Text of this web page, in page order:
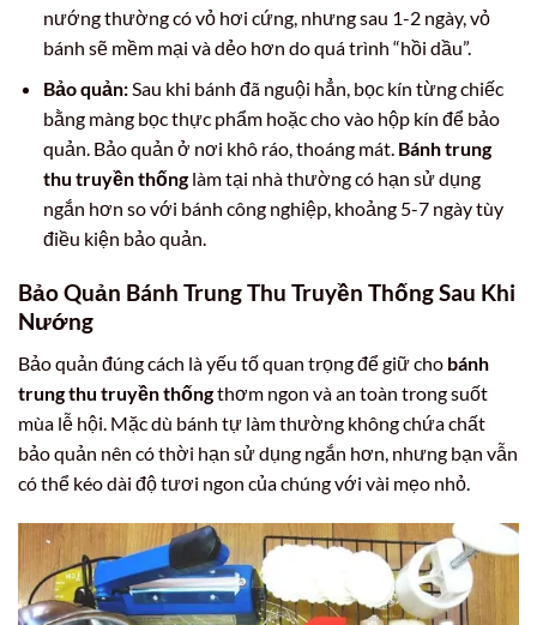
nướng thường có vỏ hơi cứng, nhưng sau 1-2 ngày, vỏ
bánh sẽ mềm mại và dẻo hơn do quá trình “hồi dầu”.
Bảo quản:Sau khi bánh đã nguội hẳn, bọc kín từng chiếc
bằng màng bọc thực phẩm hoặc cho vào hộp kín để bảo
quản. Bảo quản ở nơi khô ráo, thoáng mát. Bánh trung
thu truyền thốnglàm tại nhà thường có hạn sử dụng
ngắn hơn so với bánh công nghiệp, khoảng 5-7 ngày tùy
điều kiện bảo quản.
Bảo Quản Bánh Trung Thu Truyền Thống Sau Khi
Nướng
Bảo quản đúng cách là yếu tố quan trọng để giữ cho bánh
trung thu truyền thốngthơm ngon và an toàn trong suốt
mùa lễ hội. Mặc dù bánh tự làm thường không chứa chất
bảo quản nên có thời hạn sử dụng ngắn hơn, nhưng bạn vẫn
có thể kéo dài độ tươi ngon của chúng với vài mẹo nhỏ.